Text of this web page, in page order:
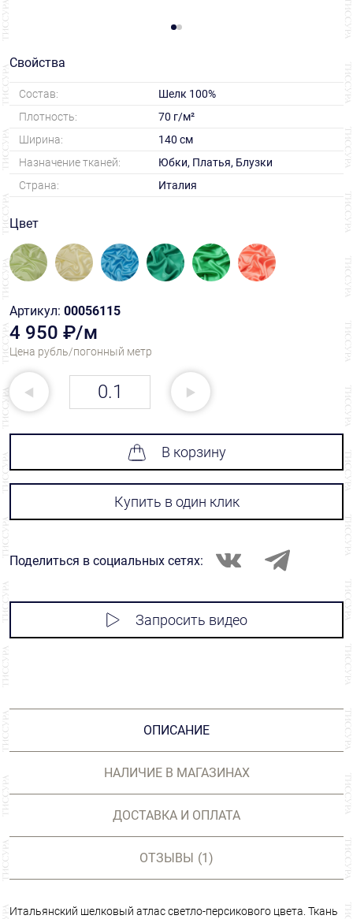
Свойства
Состав:
Шелк 100%
Плотность:
70 г/м²
Ширина:
140 см
Назначение тканей:
Юбки, Платья, Блузки
Страна:
Италия
Цвет
Артикул: 00056115
4 950 ₽/м
Цена рубль/погонный метр
В корзину
Купить в один клик
Поделиться в социальных сетях:
Запросить видео
ОПИСАНИЕ
НАЛИЧИЕ В МАГАЗИНАХ
ДОСТАВКА И ОПЛАТА
ОТЗЫВЫ (1)
Итальянский шелковый атлас светло-персикового цвета. Ткань